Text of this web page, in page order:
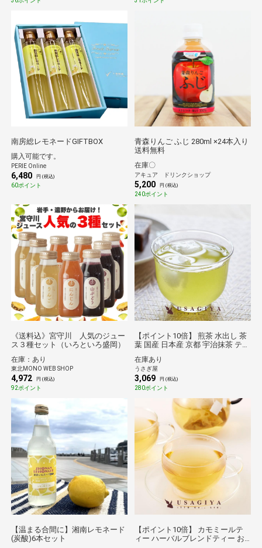
南房総レモネードGIFTBOX
購入可能です。
PERIE Online
6,480 円 (税込)
60ポイント
青森りんご ふじ 280ml ×24本入り
送料無料
在庫〇
アキュア ドリンクショップ
5,200 円 (税込)
240ポイント
《送料込》宮守川 人気のジュー
ス３種セット（いろといろ盛岡）
在庫：あり
東北MONO WEB SHOP
4,972 円 (税込)
92ポイント
【ポイント10倍】 煎茶 水出し 茶
葉 国産 日本産 京都 宇治抹茶 ティ
級 ビタミン ミネラル カテキン テ
アニン 食物繊維
在庫あり
うさぎ屋
3,069 円 (税込)
280ポイント
【温まる合間に】湘南レモネード
(炭酸)6本セット
【ポイント10倍】 カモミールテ
ィー ハーバルブレンドティー お